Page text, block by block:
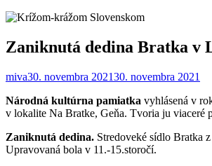
Zaniknutá dedina Bratka v
miva30. novembra 202130. novembra 2021
Národná kultúrna pamiatka vyhlásená v
v lokalite Na Bratke, Geňa. Tvoria ju viaceré
Zaniknutá dedina. Stredoveké sídlo Bratka
Upravovaná bola v 11.-15.storočí.